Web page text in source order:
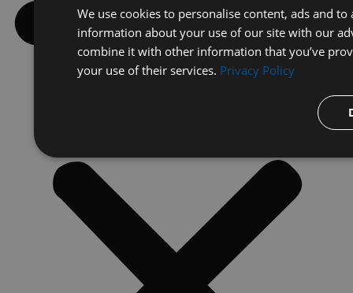
We use cookies to personalise content, ads and
information about your use of our site with our
combine it with other information that you’ve
your use of their services. Privacy Policy